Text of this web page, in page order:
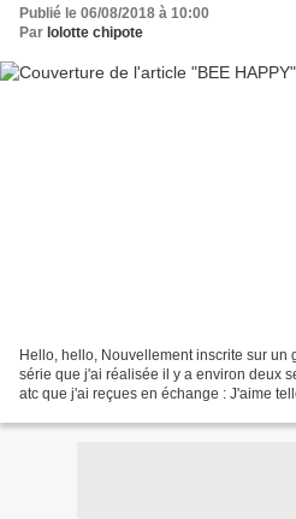
Publié le 06/08/2018 à 10:00
Par lolotte chipote
Hello, hello, Nouvellement inscrite sur un
série que j'ai réalisée il y a environ deux
atc que j'ai reçues en échange : J'aime